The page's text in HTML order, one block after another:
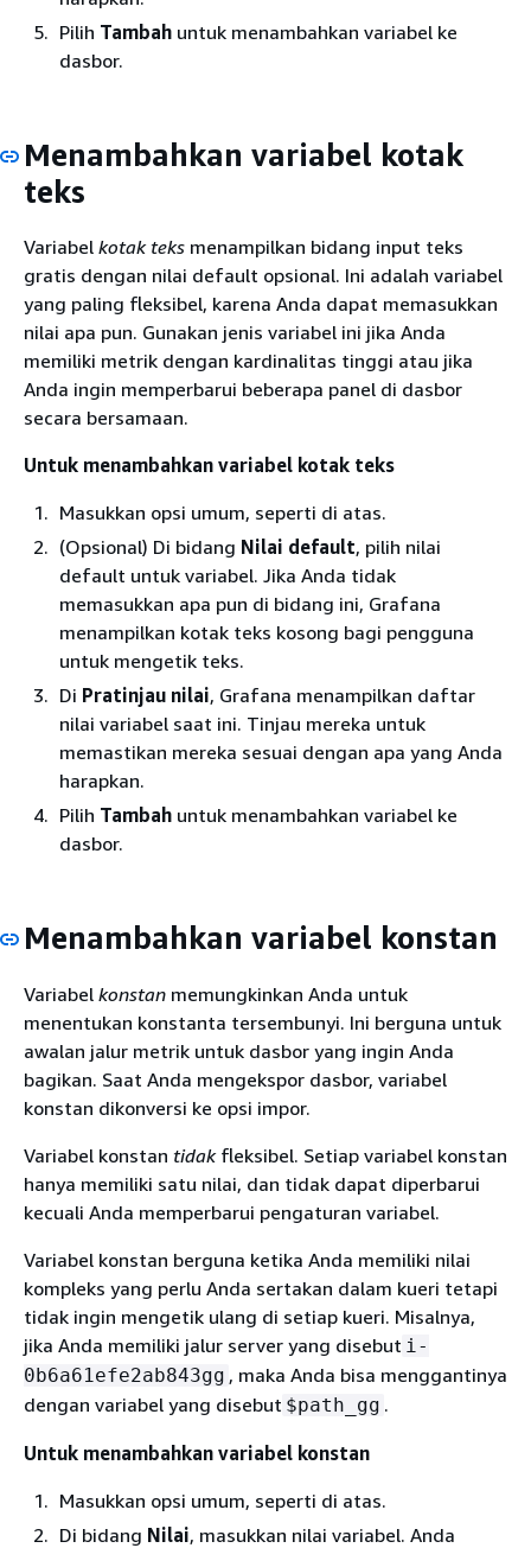
Pilih Tambah untuk menambahkan variabel ke
dasbor.
Menambahkan variabel kotak
teks
Variabel kotak teks menampilkan bidang input teks
gratis dengan nilai default opsional. Ini adalah variabel
yang paling fleksibel, karena Anda dapat memasukkan
nilai apa pun. Gunakan jenis variabel ini jika Anda
memiliki metrik dengan kardinalitas tinggi atau jika
Anda ingin memperbarui beberapa panel di dasbor
secara bersamaan.
Untuk menambahkan variabel kotak teks
Masukkan opsi umum, seperti di atas.
(Opsional) Di bidang Nilai default, pilih nilai
default untuk variabel. Jika Anda tidak
memasukkan apa pun di bidang ini, Grafana
menampilkan kotak teks kosong bagi pengguna
untuk mengetik teks.
Di Pratinjau nilai, Grafana menampilkan daftar
nilai variabel saat ini. Tinjau mereka untuk
memastikan mereka sesuai dengan apa yang Anda
harapkan.
Pilih Tambah untuk menambahkan variabel ke
dasbor.
Menambahkan variabel konstan
Variabel konstan memungkinkan Anda untuk
menentukan konstanta tersembunyi. Ini berguna untuk
awalan jalur metrik untuk dasbor yang ingin Anda
bagikan. Saat Anda mengekspor dasbor, variabel
konstan dikonversi ke opsi impor.
Variabel konstan tidakfleksibel. Setiap variabel konstan
hanya memiliki satu nilai, dan tidak dapat diperbarui
kecuali Anda memperbarui pengaturan variabel.
Variabel konstan berguna ketika Anda memiliki nilai
kompleks yang perlu Anda sertakan dalam kueri tetapi
tidak ingin mengetik ulang di setiap kueri. Misalnya,
jika Anda memiliki jalur server yang disebut i-
0b6a61efe2ab843gg , maka Anda bisa menggantinya
dengan variabel yang disebut $path_gg .
Untuk menambahkan variabel konstan
Masukkan opsi umum, seperti di atas.
Di bidang Nilai, masukkan nilai variabel. Anda